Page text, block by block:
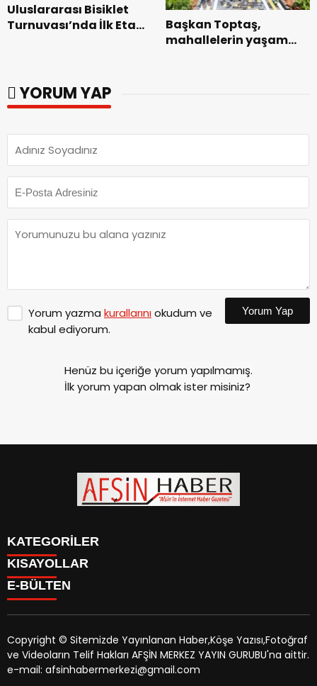
Uluslararası Bisiklet
Turnuvası’nda İlk Etap
Başkan Toptaş,
mahallelerin yaşam
YORUM YAP
Yorum yazma kurallarınıokudum ve
kabul ediyorum.
Yorum Yap
Henüz bu içeriğe yorum yapılmamış.
İlk yorum yapan olmak ister misiniz?
KATEGORİLER
SİYASET
EĞİTİM
MAGAZİN
MANŞETLER
ÖZEL HABER
KISAYOLLAR
SİYASET
EĞİTİM
KÜLTÜR SANAT
MAGAZİN
MANŞETLER
E-BÜLTEN
afsinhaber.com e-bültenine abone olarak, tarafınıza haber,
duyuru ve kampanya içerikli e-postaların gönderilmesini
Copyright © Sitemizde Yayınlanan Haber,Köşe Yazısı,Fotoğraf
ve Videoların Telif Hakları AFŞİN MERKEZ YAYIN GURUBU'na aittir.
e-mail: afsinhabermerkezi@gmail.com